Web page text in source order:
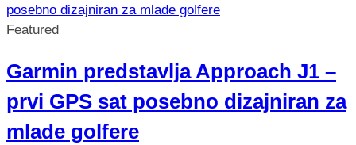
Featured
Garmin predstavlja Approach J1 –
prvi GPS sat posebno dizajniran za
mlade golfere